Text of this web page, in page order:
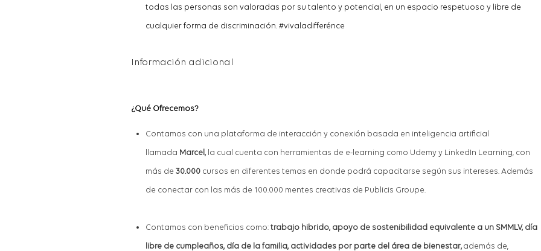
todas las personas son valoradas por su talento y potencial, en un espacio respetuoso y libre de
cualquier forma de discriminación. #vivaladifferénce
Información adicional
¿Qué Ofrecemos?
Contamos con una plataforma de interacción y conexión basada en inteligencia artificial
llamada Marcel, la cual cuenta con herramientas de e-learning como Udemy y LinkedIn Learning, con
más de 30.000 cursos en diferentes temas en donde podrá capacitarse según sus intereses. Además
de conectar con las más de 100.000 mentes creativas de Publicis Groupe.
Contamos con beneficios como: trabajo hibrido, apoyo de sostenibilidad equivalente a un SMMLV, día
libre de cumpleaños, día de la familia, actividades por parte del área de bienestar, además de,